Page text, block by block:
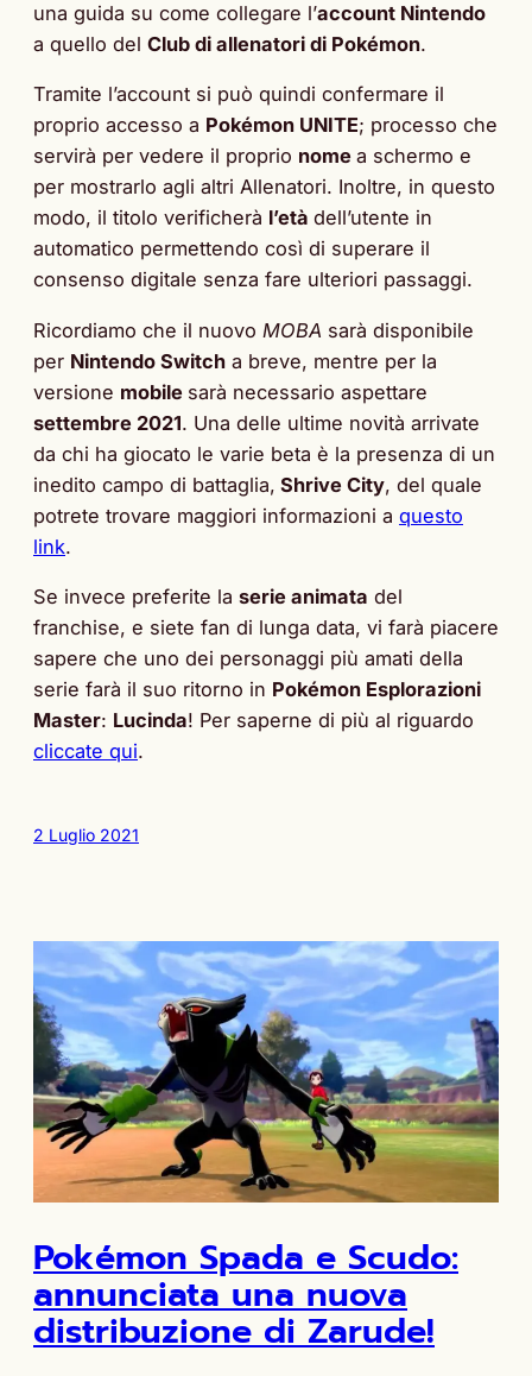
una guida su come collegare l’account Nintendo
a quello del Club di allenatori di Pokémon.
Tramite l’account si può quindi confermare il
proprio accesso a Pokémon UNITE; processo che
servirà per vedere il proprio nome a schermo e
per mostrarlo agli altri Allenatori. Inoltre, in questo
modo, il titolo verificherà l’età dell’utente in
automatico permettendo così di superare il
consenso digitale senza fare ulteriori passaggi.
Ricordiamo che il nuovo MOBA sarà disponibile
per Nintendo Switch a breve, mentre per la
versione mobile sarà necessario aspettare
settembre 2021. Una delle ultime novità arrivate
da chi ha giocato le varie beta è la presenza di un
inedito campo di battaglia, Shrive City, del quale
potrete trovare maggiori informazioni a questo
link.
Se invece preferite la serie animata del
franchise, e siete fan di lunga data, vi farà piacere
sapere che uno dei personaggi più amati della
serie farà il suo ritorno in Pokémon Esplorazioni
Master: Lucinda! Per saperne di più al riguardo
cliccate qui.
2 Luglio 2021
Pokémon Spada e Scudo:
annunciata una nuova
distribuzione di Zarude!